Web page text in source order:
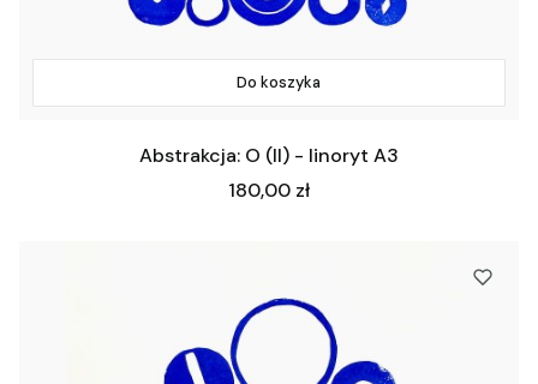
Do koszyka
Abstrakcja: O (II) - linoryt A3
Cena
180,00 zł